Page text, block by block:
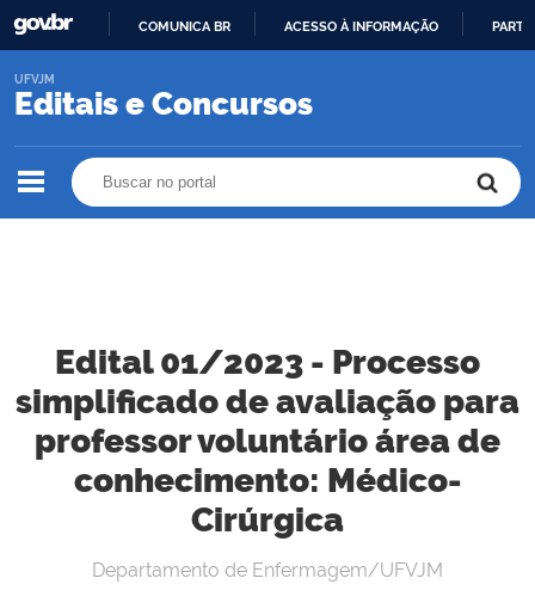
O
COMUNICA BR ACESSO À INFORMAÇÃO
Editais e Concursos
UFVJM
Edital 01/2023 - Processo
simplificado de avaliação para
professor voluntário área de
conhecimento: Médico-
Cirúrgica
Departamento de Enfermagem/UFVJM